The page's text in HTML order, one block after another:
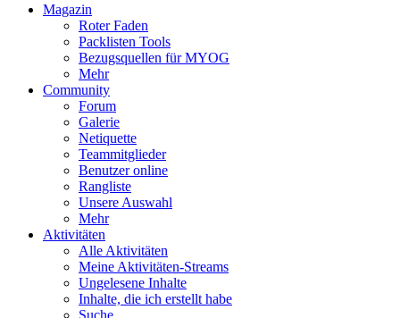
Magazin
Roter Faden
Packlisten Tools
Bezugsquellen für MYOG
Mehr
Community
Forum
Galerie
Netiquette
Teammitglieder
Benutzer online
Rangliste
Unsere Auswahl
Mehr
Aktivitäten
Alle Aktivitäten
Meine Aktivitäten-Streams
Ungelesene Inhalte
Inhalte, die ich erstellt habe
Suche